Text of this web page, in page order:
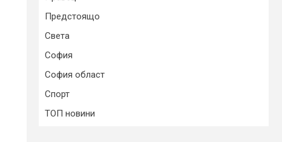
Предстоящо
Света
София
София област
Спорт
ТОП новини